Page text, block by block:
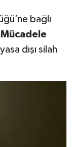
bağlı
Mücadele
dışı silah